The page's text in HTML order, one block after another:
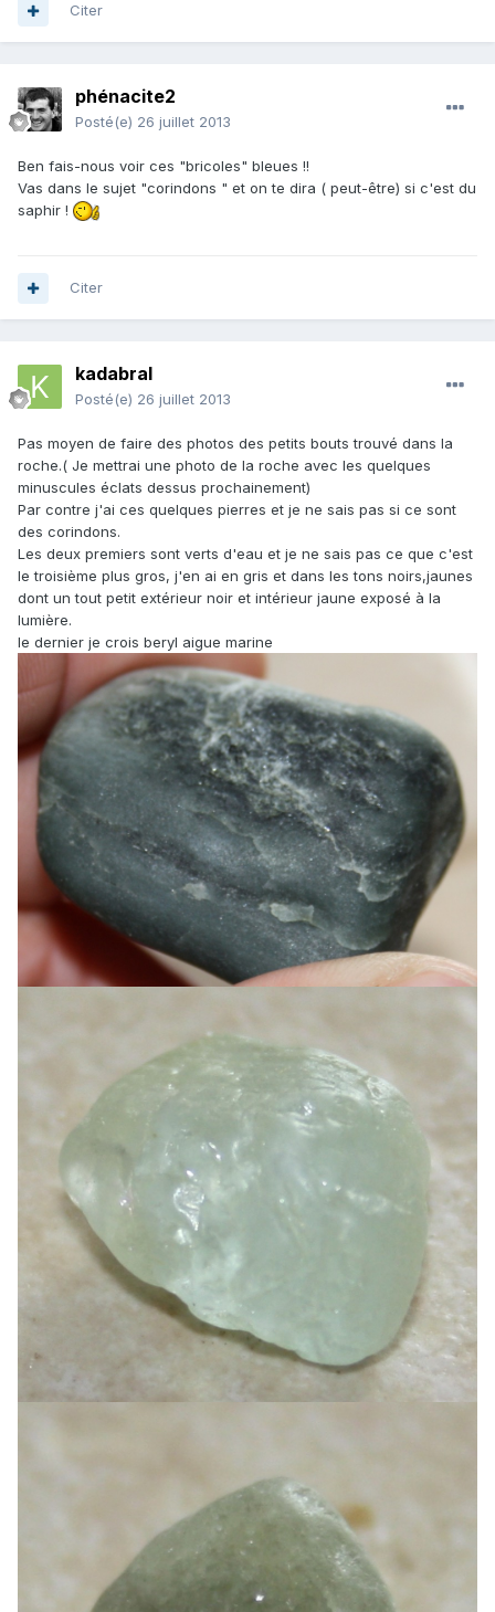
Citer
phénacite2
Posté(e) 26 juillet 2013
Ben fais-nous voir ces "bricoles" bleues !!
Vas dans le sujet "corindons " et on te dira ( peut-être) si c'est du
saphir !
Citer
kadabral
Posté(e) 26 juillet 2013
Pas moyen de faire des photos des petits bouts trouvé dans la
roche.( Je mettrai une photo de la roche avec les quelques
minuscules éclats dessus prochainement)
Par contre j'ai ces quelques pierres et je ne sais pas si ce sont
des corindons.
Les deux premiers sont verts d'eau et je ne sais pas ce que c'est
le troisième plus gros, j'en ai en gris et dans les tons noirs,jaunes
dont un tout petit extérieur noir et intérieur jaune exposé à la
lumière.
le dernier je crois beryl aigue marine